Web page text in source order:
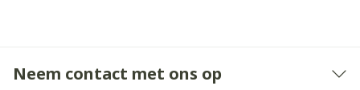
Neem contact met ons op